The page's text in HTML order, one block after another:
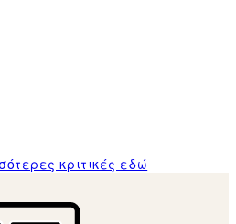
κριτικές εδώ